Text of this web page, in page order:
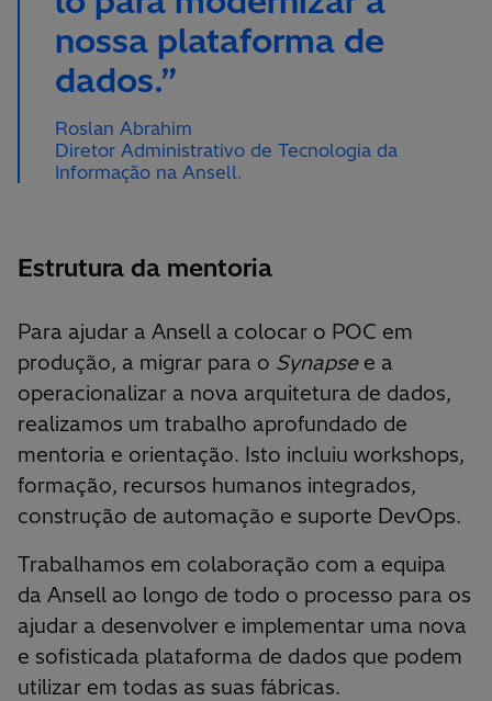
nossa plataforma de
dados.”
Roslan Abrahim
Diretor Administrativo de Tecnologia da
Informação na Ansell.
Estrutura da mentoria
Para ajudar a Ansell a colocar o POC em
produção, a migrar para o Synapsee a
operacionalizar a nova arquitetura de dados,
realizamos um trabalho aprofundado de
mentoria e orientação. Isto incluiu workshops,
formação, recursos humanos integrados,
construção de automação e suporte DevOps.
Trabalhamos em colaboração com a equipa
da Ansell ao longo de todo o processo para os
ajudar a desenvolver e implementar uma nova
e sofisticada plataforma de dados que podem
utilizar em todas as suas fábricas.